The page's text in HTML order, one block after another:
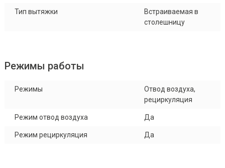
Тип вытяжки
Встраиваемая в
столешницу
Режимы работы
Режимы
Отвод воздуха,
рециркуляция
Режим отвод воздуха Да
Режим рециркуляция Да